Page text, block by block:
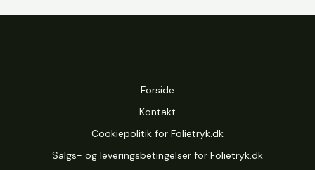
Forside
Kontakt
Cookiepolitik for Folietryk.dk
Salgs- og leveringsbetingelser for Folietryk.dk